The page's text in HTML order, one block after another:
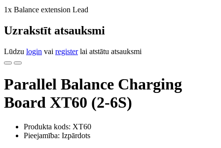
1x Balance extension Lead
Uzrakstīt atsauksmi
Lūdzu login vai registerlai atstātu atsauksmi
Parallel Balance Charging
Board XT60 (2-6S)
Produkta kods: XT60
Pieejamība: Izpārdots